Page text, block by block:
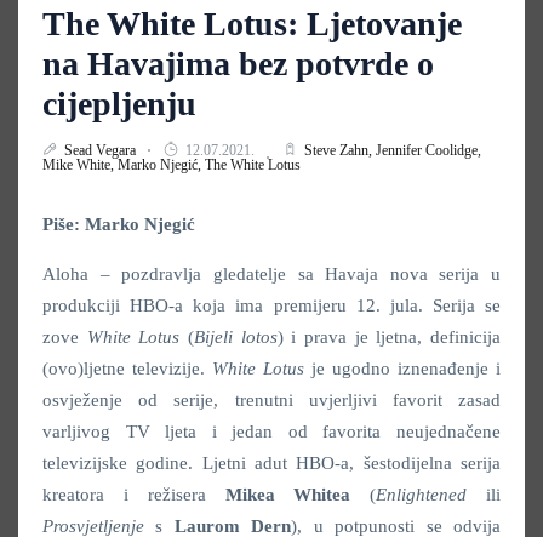
The White Lotus: Ljetovanje
na Havajima bez potvrde o
cijepljenju
Sead Vegara 12.07.2021. Steve Zahn, Jennifer Coolidge,
Mike White,Marko Njegić, The White Lotus
Piše: Marko Njegić
Aloha – pozdravlja gledatelje sa Havaja nova serija u
produkciji HBO-a koja ima premijeru 12. jula. Serija se
zove White Lotus (Bijeli lotos) i prava je ljetna, definicija
(ovo)ljetne televizije. White Lotus je ugodno iznenađenje i
osvježenje od serije, trenutni uvjerljivi favorit zasad
varljivog TV ljeta i jedan od favorita neujednačene
televizijske godine. Ljetni adut HBO-a, šestodijelna serija
kreatora i režisera Mikea Whitea (Enlightened ili
Prosvjetljenje s Laurom Dern), u potpunosti se odvija